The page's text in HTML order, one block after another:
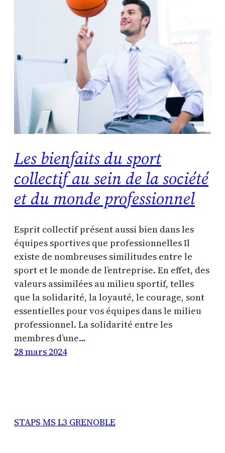
Les bienfaits du sport
collectif au sein de la société
et du monde professionnel
Esprit collectif présent aussi bien dans les
équipes sportives que professionnelles Il
existe de nombreuses similitudes entre le
sport et le monde de l’entreprise. En effet, des
valeurs assimilées au milieu sportif, telles
que la solidarité, la loyauté, le courage, sont
essentielles pour vos équipes dans le milieu
professionnel. La solidarité entre les
membres d’une…
28 mars 2024
STAPS MS L3 GRENOBLE